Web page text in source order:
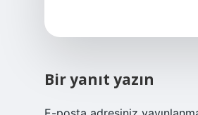
Bir yanıt yazın